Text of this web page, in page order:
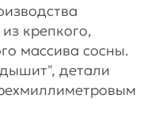
крепкого,
массива сосны.
детали